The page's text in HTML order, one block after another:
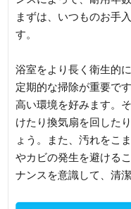
まずは、いつものお手
す。
浴室をより長く衛生的
定期的な掃除が重要で
高い環境を好みます。
けたり換気扇を回した
ょう。また、汚れをこ
やカビの発生を避ける
ナンスを意識して、清